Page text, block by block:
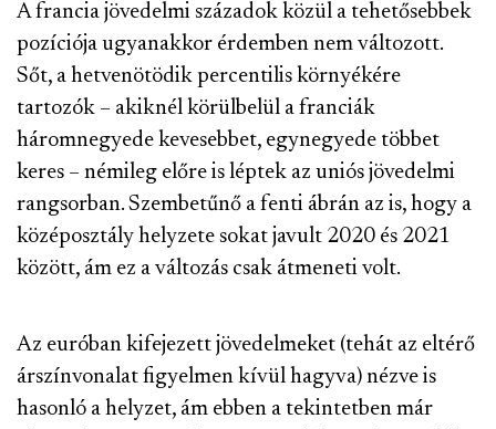
A francia jövedelmi századok közül a tehetősebbek
pozíciója ugyanakkor érdemben nem változott.
Sőt, a hetvenötödik percentilis környékére
tartozók – akiknél körülbelül a franciák
háromnegyede kevesebbet, egynegyede többet
keres – némileg előre is léptek az uniós jövedelmi
rangsorban. Szembetűnő a fenti ábrán az is, hogy a
középosztály helyzete sokat javult 2020 és 2021
között, ám ez a változás csak átmeneti volt.
Az euróban kifejezett jövedelmeket (tehát az eltérő
árszínvonalat figyelmen kívül hagyva) nézve is
hasonló a helyzet, ám ebben a tekintetben már